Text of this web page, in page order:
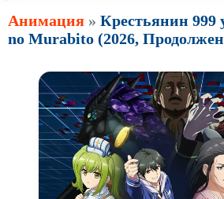
Анимация » Крестьянин 999
no Murabito (2026,